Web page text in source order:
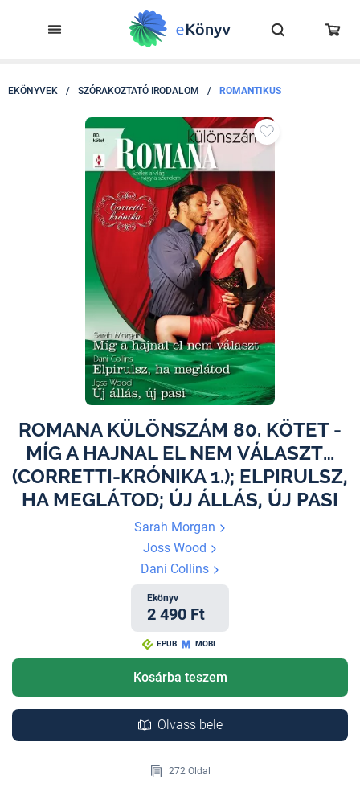
EKÖNYVEK / SZÓRAKOZTATÓ IRODALOM / ROMANTIKUS
ROMANA KÜLÖNSZÁM 80. KÖTET -
MÍG A HAJNAL EL NEM VÁLASZT…
(CORRETTI-KRÓNIKA 1.); ELPIRULSZ,
HA MEGLÁTOD; ÚJ ÁLLÁS, ÚJ PASI
Sarah Morgan
Joss Wood
Dani Collins
Ekönyv
2 490 Ft
EPUB MOBI
Kosárba teszem
Olvass bele
272 Oldal